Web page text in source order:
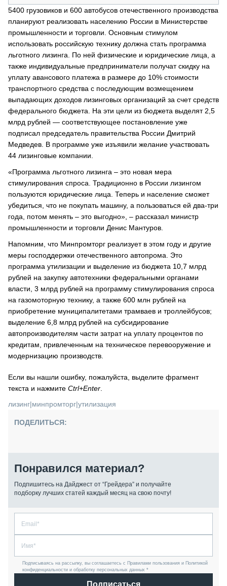
5400 грузовиков и 600 автобусов отечественного производства
планируют реализовать населению России в Министерстве
промышленности и торговли. Основным стимулом
использовать российскую технику должна стать программа
льготного лизинга. По ней физические и юридические лица, а
также индивидуальные предприниматели получат скидку на
уплату авансового платежа в размере до 10% стоимости
транспортного средства с последующим возмещением
выпадающих доходов лизинговых организаций за счет средств
федерального бюджета. На эти цели из бюджета выделят 2,5
млрд рублей — соответствующее постановление уже
подписал председатель правительства России Дмитрий
Медведев. В программе уже изъявили желание участвовать
44 лизинговые компании.
«Программа льготного лизинга – это новая мера
стимулирования спроса. Традиционно в России лизингом
пользуются юридические лица. Теперь и население сможет
убедиться, что не покупать машину, а пользоваться ей два-три
года, потом менять – это выгодно», – рассказал министр
промышленности и торговли Денис Мантуров.
Напомним, что Минпромторг реализует в этом году и другие
меры господдержки отечественного автопрома. Это
программа утилизации и выделение из бюджета 10,7 млрд
рублей на закупку автотехники федеральными органами
власти, 3 млрд рублей на программу стимулирования спроса
на газомоторную технику, а также 600 млн рублей на
приобретение муниципалитетами трамваев и троллейбусов;
выделение 6,8 млрд рублей на субсидирование
автопроизводителям части затрат на уплату процентов по
кредитам, привлеченным на техническое перевооружение и
модернизацию производств.
Если вы нашли ошибку, пожалуйста, выделите фрагмент
текста и нажмите Ctrl+Enter
лизинг|минпромторг|утилизация
ПОДЕЛИТЬСЯ:
Понравился материал?
Подпишитесь на Дайджест от “Грейдера” и получайте
подборку лучших статей каждый месяц на свою почту!
Подписываясь на рассылку, вы соглашаетесь с Правилами пользования и Политикой
конфиденциальности и обработку персональных данных *
Подписаться